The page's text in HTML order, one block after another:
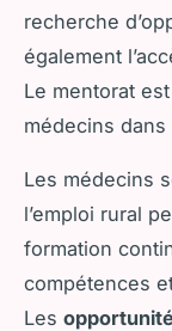
recherche
également
Le mentorat
médecins dans
Les médecins
l’emploi rural
formation
compétences
Les